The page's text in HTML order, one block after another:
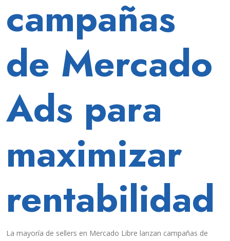
Los
números
dicen
campañas
de Mercado
Ads para
maximizar
rentabilidad
La mayoría de sellers en Mercado Libre lanzan campañas de